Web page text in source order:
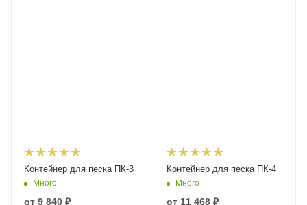
Контейнер для песка ПК-3
Много
от 9 840 ₽
Контейнер для песка ПК-4
Много
от 11 468 ₽